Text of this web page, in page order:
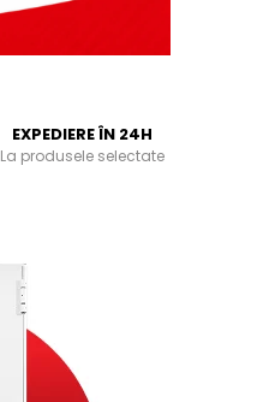
EXPEDIERE ÎN 24H
La produsele selectate